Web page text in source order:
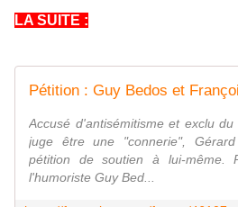
LA SUITE :
Accusé d'antisémitisme et exclu
juge être une "connerie",
pétition de soutien à lui-même.
l'humoriste Guy Bed...